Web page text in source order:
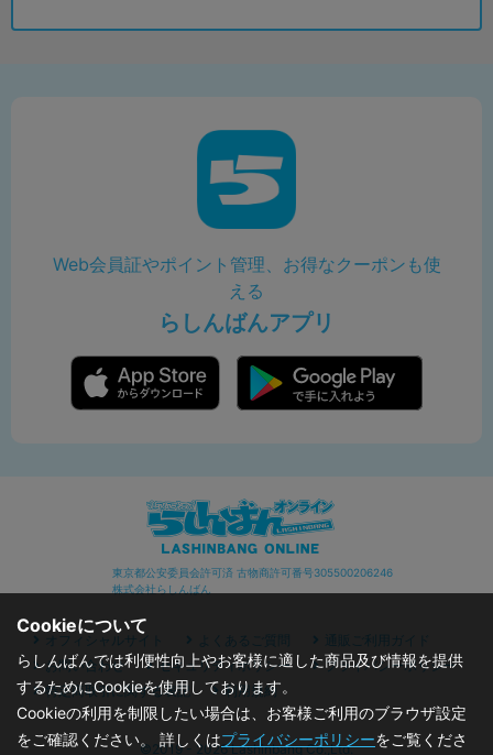
Web会員証やポイント管理、お得なクーポンも使
える
らしんばんアプリ
東京都公安委員会許可済 古物商許可番号305500206246
株式会社らしんばん
オフィシャルサイト よくあるご質問
通販ご利用ガイド
お問い合わせ
セキュリティポリシー
プライバシーポリシー
特定商取引に関する表記
利用規約
©2019 - 2026 Lashinbang Co.,Ltd.
Cookieについて
らしんばんでは利便性向上やお客様に適した商品及び情報を提供
するためにCookieを使用しております。
Cookieの利用を制限したい場合は、お客様ご利用のブラウザ設定
をご確認ください。 詳しくはプライバシーポリシーをご覧くださ